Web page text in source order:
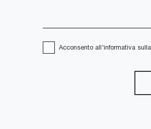
Acconsento all'informativa sulla